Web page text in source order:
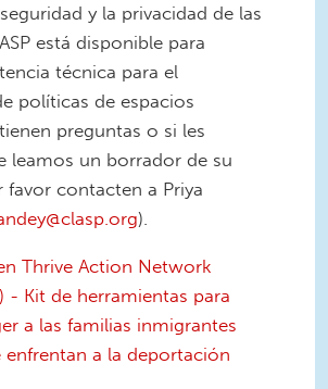
y la privacidad de las
está disponible para
técnica para el
políticas de espacios
preguntas o si les
leamos un borrador de su
favor contacten a Priya
).
Thrive Action Network
- Kit de herramientas para
a las familias inmigrantes
enfrentan a la deportación